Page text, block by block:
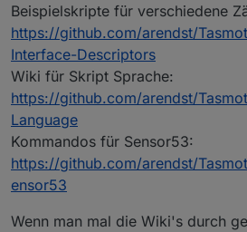
Beispielskripte für verschiedene
https://github.com/arendst/
Interface-Descriptors
Wiki für Skript Sprache:
https://github.com/arendst/
Language
Kommandos für Sensor53:
https://github.com/arendst/
ensor53
Wenn man mal die Wiki's durch